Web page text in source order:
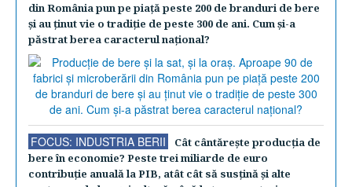
din România pun pe piaţă peste 200 de branduri de bere
şi au ţinut vie o tradiţie de peste 300 de ani. Cum şi-a
păstrat berea caracterul naţional?
FOCUS: INDUSTRIA BERII
Cât cântăreşte producţia de
bere în economie? Peste trei miliarde de euro
contribuţie anuală la PIB, atât cât să susţină şi alte